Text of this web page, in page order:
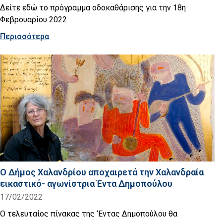
Δείτε εδώ το πρόγραμμα οδοκαθάρισης για την 18η
Φεβρουαρίου 2022
Περισσότερα
Ο Δήμος Χαλανδρίου αποχαιρετά την Χαλανδραία
εικαστικό- αγωνίστρια Έντα Δημοπούλου
17/02/2022
O τελευταίος πίνακας της ‘Εντας Δημοπούλου θα